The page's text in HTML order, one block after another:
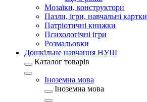
Мозаїки, конструктори
Пазли, ігри, навчальні картки
Патріотичні книжки
Психологічні ігри
Розмальовки
Дошкільне навчання НУШ
Каталог товарів
Іноземна мова
Іноземна мова